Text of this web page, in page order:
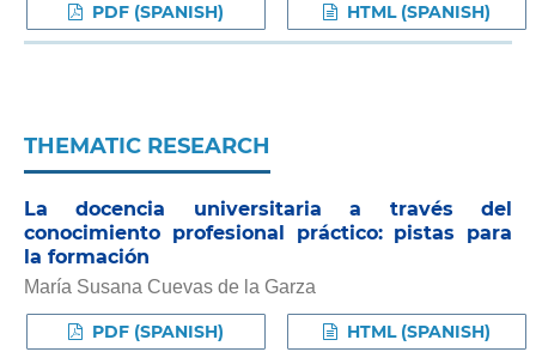
PDF (SPANISH) HTML (SPANISH)
THEMATIC RESEARCH
La docencia universitaria a través del
conocimiento profesional práctico: pistas para
la formación
María Susana Cuevas de la Garza
PDF (SPANISH) HTML (SPANISH)